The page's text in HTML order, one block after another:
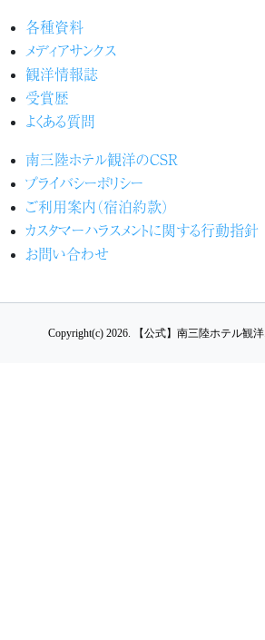
各種資料
メディアサンクス
観洋情報誌
受賞歴
よくある質問
南三陸ホテル観洋のCSR
プライバシーポリシー
ご利用案内（宿泊約款）
カスタマーハラスメントに関する行動指針
お問い合わせ
Copyright(c) 2026. 【公式】南三陸ホテル観洋.